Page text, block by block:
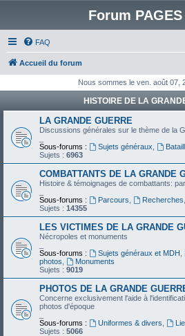
Forum PAGES
FAQ
Accueil du forum
Nous sommes le ven. août 07,
HISTOIRE DE LA
LA GRANDE GUERRE
Discussions générales sur le thème de la
Sous-forums :
Sujets généraux
Sujets : 6963
COMBATTANTS DE LA GRANDE
Histoire & témoignages de combattants:
Sous-forums :
Parcours Recherches
Sujets : 14355
LES VICTIMES DE LA GRANDE
Nécropoles et monuments
Sous-forums :
Sujets généraux et MDH
photos
Monuments
Sujets : 9019
PHOTOS DE LA GRANDE
Concerne exclusivement l'aide à
photos d'époque
Sous-forums :
Uniformes & divers
Sujets : 5066